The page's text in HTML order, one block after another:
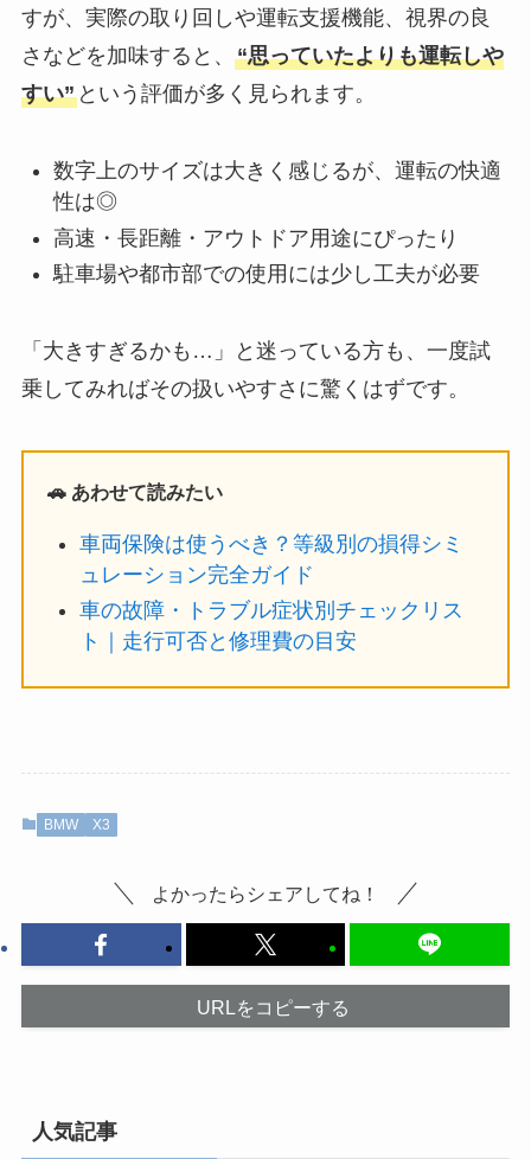
すが、実際の取り回しや運転支援機能、視界の良
さなどを加味すると、 “思っていたよりも運転しや
すい”という評価が多く見られます。
数字上のサイズは大きく感じるが、運転の快適
性は◎
高速・長距離・アウトドア用途にぴったり
駐車場や都市部での使用には少し工夫が必要
「大きすぎるかも…」と迷っている方も、一度試
乗してみればその扱いやすさに驚くはずです。
🚗 あわせて読みたい
車両保険は使うべき？等級別の損得シミ
ュレーション完全ガイド
車の故障・トラブル症状別チェックリス
ト｜走行可否と修理費の目安
BMW X3
よかったらシェアしてね！
URLをコピーする
人気記事